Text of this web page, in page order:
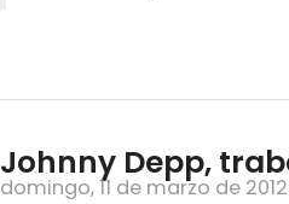
Johnny Depp,
domingo, 11 de marzo de 2012